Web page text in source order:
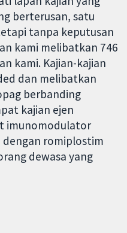
berterusan, satu
tanpa keputusan
kami melibatkan 746
kami. Kajian-kajian
dan melibatkan
berbanding
kajian ejen
imunomodulator
dengan romiplostim
dewasa yang